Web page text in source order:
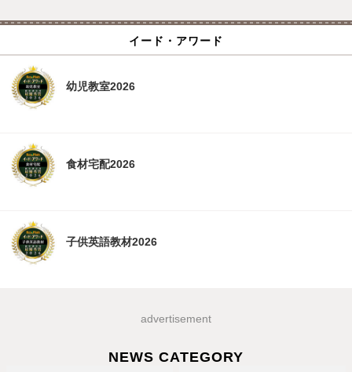
イード・アワード
幼児教室2026
食材宅配2026
子供英語教材2026
advertisement
NEWS CATEGORY